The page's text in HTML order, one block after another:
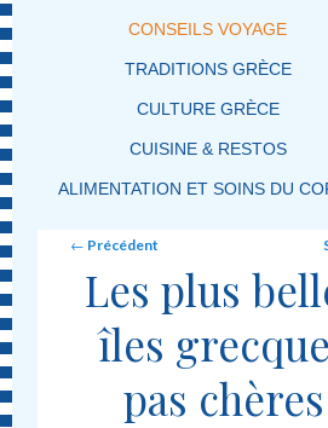
CONSEILS VOYAGE
TRADITIONS GRÈCE
CULTURE GRÈCE
CUISINE & RESTOS
ALIMENTATION ET SOINS DU
Post navigation
← Précédent
Les plus
îles
pas chères